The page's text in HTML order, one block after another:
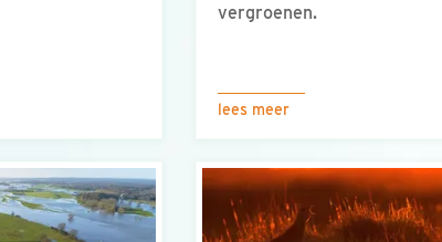
vergroenen.
lees meer